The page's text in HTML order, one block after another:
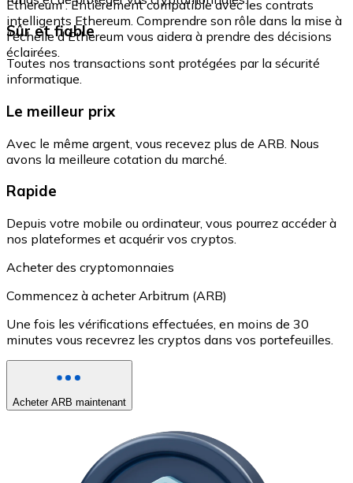
Ethereum : Entièrement compatible avec les contrats
intelligents Ethereum. Comprendre son rôle dans la mise à
l'échelle d'Ethereum vous aidera à prendre des décisions
éclairées.
Sûr et fiable
Toutes nos transactions sont protégées par la sécurité
informatique.
Le meilleur prix
Avec le même argent, vous recevez plus de ARB. Nous
avons la meilleure cotation du marché.
Rapide
Depuis votre mobile ou ordinateur, vous pourrez accéder à
nos plateformes et acquérir vos cryptos.
Acheter des cryptomonnaies
Commencez à acheter Arbitrum (ARB)
Une fois les vérifications effectuées, en moins de 30
minutes vous recevrez les cryptos dans vos portefeuilles.
Acheter ARB maintenant